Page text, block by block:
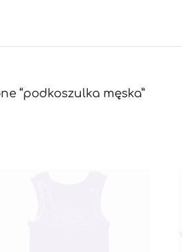
“podkoszulka męska”